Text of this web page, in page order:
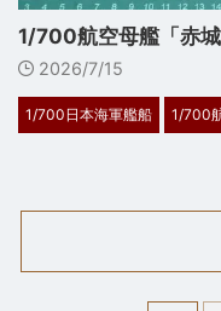
1/700航空母艦「赤城
2026/7/15
1/700日本海軍艦船 1/700